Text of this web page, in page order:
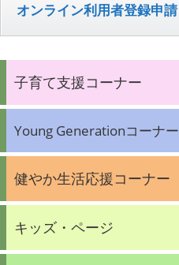
オンライン利用者登録申請
子育て支援コーナー
Young Generationコーナー
健やか生活応援コーナー
キッズ・ページ